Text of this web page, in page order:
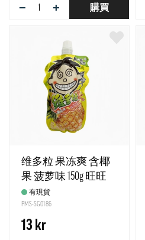
− + 購買
维多粒 果冻爽 含椰
果 菠萝味 150g 旺旺
中国有現貨
PMS-SG0186
13 kr